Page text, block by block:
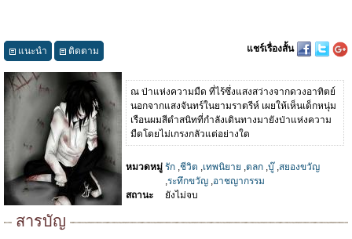
แนะนำ ติดตาม แชร์เรื่องสั้น
ณ ป่าแห่งความมืด ที่ไร้ซึ่งแสงสว่างจากดวงอาทิตย์
นอกจากแสงจันทร์ในยามราตรีห์ เผยให้เห็นเด็กหนุ่ม
เรือนผมสีดำสนิทที่กำลังเดินทางมายังป่าแห่งความ
มืดโดยไม่เกรงกลัวแต่อย่างใด
หมวดหมู่ รัก ,ชีวิต ,เทพนิยาย ,ตลก ,บู๊,สยองขวัญ
,ระทึกขวัญ ,อาชญากรรม
สถานะ
ยังไม่จบ
สารบัญ